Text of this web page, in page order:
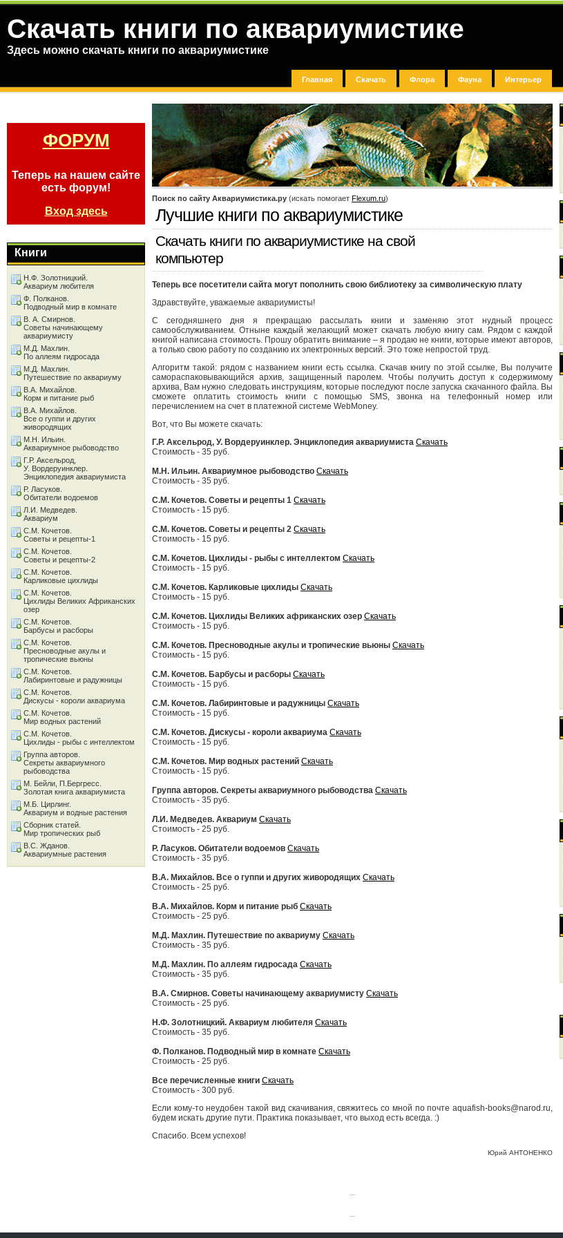
Скачать книги по аквариумистике
Здесь можно скачать книги по аквариумистике
Главная Скачать Флора Фауна Интерьер
Поиск по сайту Аквариумистика.ру (искать помогает Flexum.ru)
Лучшие книги по аквариумистике
Скачать книги по аквариумистике на свой
компьютер
Теперь все посетители сайта могут пополнить свою библиотеку за символическую плату
Здравствуйте, уважаемые аквариумисты!
C сегодняшнего дня я прекращаю рассылать книги и заменяю этот нудный процесс
самообслуживанием. Отныне каждый желающий может скачать любую книгу сам. Рядом с каждой
книгой написана стоимость. Прошу обратить внимание – я продаю не книги, которые имеют авторов,
а только свою работу по созданию их электронных версий. Это тоже непростой труд.
Алгоритм такой: рядом с названием книги есть ссылка. Скачав книгу по этой ссылке, Вы получите
самораспаковывающийся архив, защищенный паролем. Чтобы получить доступ к содержимому
архива, Вам нужно следовать инструкциям, которые последуют после запуска скачанного файла. Вы
сможете оплатить стоимость книги с помощью SMS, звонка на телефонный номер или
перечислением на счет в платежной системе WebMoney.
Вот, что Вы можете скачать:
Г.Р. Аксельрод, У. Вордеруинклер. Энциклопедия аквариумиста Скачать
Стоимость - 35 руб.
М.Н. Ильин. Аквариумное рыбоводство Скачать
Стоимость - 35 руб.
С.М. Кочетов. Советы и рецепты 1 Скачать
Стоимость - 15 руб.
С.М. Кочетов. Советы и рецепты 2 Скачать
Стоимость - 15 руб.
С.М. Кочетов. Цихлиды - рыбы с интеллектом Скачать
Стоимость - 15 руб.
С.М. Кочетов. Карликовые цихлиды Скачать
Стоимость - 15 руб.
С.М. Кочетов. Цихлиды Великих африканских озер Скачать
Стоимость - 15 руб.
С.М. Кочетов. Пресноводные акулы и тропические вьюны Скачать
Стоимость - 15 руб.
С.М. Кочетов. Барбусы и расборы Скачать
Стоимость - 15 руб.
С.М. Кочетов. Лабиринтовые и радужницы Скачать
Стоимость - 15 руб.
С.М. Кочетов. Дискусы - короли аквариума Скачать
Стоимость - 15 руб.
С.М. Кочетов. Мир водных растений Скачать
Стоимость - 15 руб.
Группа авторов. Секреты аквариумного рыбоводства Скачать
Стоимость - 35 руб.
Л.И. Медведев. Аквариум Скачать
Стоимость - 25 руб.
Р. Ласуков. Обитатели водоемов Скачать
Стоимость - 35 руб.
В.А. Михайлов. Все о гуппи и других живородящих Скачать
Стоимость - 25 руб.
В.А. Михайлов. Корм и питание рыб Скачать
Стоимость - 25 руб.
М.Д. Махлин. Путешествие по аквариуму Скачать
Стоимость - 35 руб.
М.Д. Махлин. По аллеям гидросада Скачать
Стоимость - 35 руб.
В.А. Смирнов. Советы начинающему аквариумисту Скачать
Стоимость - 25 руб.
Н.Ф. Золотницкий. Аквариум любителя Скачать
Стоимость - 35 руб.
Ф. Полканов. Подводный мир в комнате Скачать
Стоимость - 25 руб.
Все перечисленные книги Скачать
Стоимость - 300 руб.
Если кому-то неудобен такой вид скачивания, свяжитесь со мной по почте aquafish-books@narod.ru,
будем искать другие пути. Практика показывает, что выход есть всегда. :)
Спасибо. Всем успехов!
Юрий АНТОНЕНКО
ФОРУМ
Теперь на нашем сайте
есть форум!
Вход здесь
Книги
Н.Ф. Золотницкий.
Аквариум любителя
Ф. Полканов.
Подводный мир в комнате
В. А. Смирнов.
Советы начинающему
аквариумисту
М.Д. Махлин.
По аллеям гидросада
М.Д. Махлин.
Путешествие по аквариуму
В.А. Михайлов.
Корм и питание рыб
В.А. Михайлов.
Все о гуппи и других
живородящих
М.Н. Ильин.
Аквариумное рыбоводство
Г.Р. Аксельрод,
У. Вордеруинклер.
Энциклопедия аквариумиста
Р. Ласуков.
Обитатели водоемов
Л.И. Медведев.
Аквариум
С.М. Кочетов.
Советы и рецепты-1
С.М. Кочетов.
Советы и рецепты-2
С.М. Кочетов.
Карликовые цихлиды
С.М. Кочетов.
Цихлиды Великих Африканских
озер
С.М. Кочетов.
Барбусы и расборы
С.М. Кочетов.
Пресноводные акулы и
тропические вьюны
С.М. Кочетов.
Лабиринтовые и радужницы
С.М. Кочетов.
Дискусы - короли аквариума
С.М. Кочетов.
Мир водных растений
С.М. Кочетов.
Цихлиды - рыбы с интеллектом
Группа авторов.
Секреты аквариумного
рыбоводства
М. Бейли, П.Бергресс.
Золотая книга аквариумиста
М.Б. Цирлинг.
Аквариум и водные растения
Сборник статей.
Мир тропических рыб
В.С. Жданов.
Аквариумные растения